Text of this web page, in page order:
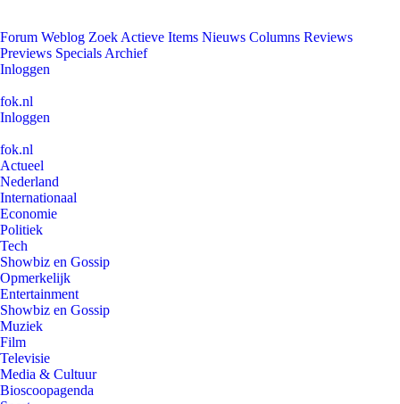
Forum Weblog Zoek Actieve Items Nieuws Columns Reviews
Previews Specials Archief
Inloggen
fok.nl
Inloggen
fok.nl
Actueel
Nederland
Internationaal
Economie
Politiek
Tech
Showbiz en Gossip
Opmerkelijk
Entertainment
Showbiz en Gossip
Muziek
Film
Televisie
Media & Cultuur
Bioscoopagenda